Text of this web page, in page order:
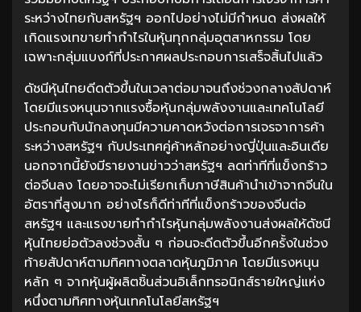
ระหว่างไทยกับสหรัฐฯ ออกไปอย่างไม่มีกำหนด ส่งผลให้
เกิดแรงเทขายทำกำไรในหุ้นทุกกลุ่มอุตสาหกรรม โดย
เฉพาะกลุ่มแบงก์ที่ประกาศผลประกอบการเสร็จสิ้นไปแล้ว
ดัชนีหุ้นไทยดีดตัวขึ้นในเวลาต่อมาจนถึงช่วงกลางสัปดาห์
โดยมีแรงหนุนจากแรงซื้อหุ้นกลุ่มพลังงานและเทคโนโลยี
ประกอบกับนักลงทุนมีความคาดหวังต่อการเจรจาการค้า
ระหว่างสหรัฐฯ กับประเทศคู่ค้าหลักอย่างญี่ปุ่นและอินเดีย
นอกจากนี้ยังมีรายงานข่าวว่าสหรัฐฯ ลดท่าทีที่แข็งกร้าว
ต่อจีนลง โดยอาจจะไม่เรียกเก็บภาษีสินค้านำเข้าจากจีนใน
อัตราที่สูงมาก อย่างไรก็ดีท่าทีที่แข็งกร้าวของจีนต่อ
สหรัฐฯ และแรงขายทำกำไรหุ้นกลุ่มพลังงานส่งผลให้ดัชนี
หุ้นไทยย่อตัวลงช่วงสั้น ๆ ก่อนจะดีดตัวขึ้นอีกครั้งในช่วง
ท้ายสัปดาห์ตามทิศทางตลาดหุ้นภูมิภาค โดยมีแรงหนุน
หลัก ๆ จากหุ้นผู้ผลิตชิ้นส่วนอิเล็กทรอนิกส์รายใหญ่แห่ง
หนึ่งตามทิศทางหุ้นเทคโนโลยีสหรัฐฯ